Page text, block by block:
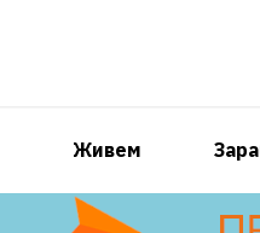
Живем